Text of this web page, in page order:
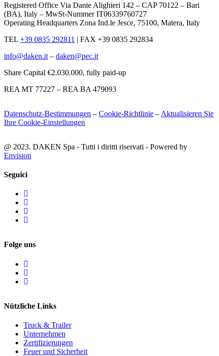
Registered Office Via Dante Alighieri 142 – CAP 70122 – Bari
(BA), Italy – MwSt-Nummer IT06339760727
Operating Headquarters Zona Ind.le Jesce, 75100, Matera, Italy
TEL +39 0835 292811 | FAX +39 0835 292834
info@daken.it – daken@pec.it
Share Capital €2.030.000, fully paid-up
REA MT 77227 – REA BA 479093
Datenschutz-Bestimmungen – Cookie-Richtlinie – Aktualisieren Sie
Ihre Cookie-Einstellungen
@ 2023. DAKEN Spa - Tutti i diritti riservati - Powered by
Envision
Seguici
Folge uns
Nützliche Links
Truck & Trailer
Unternehmen
Zertifizierungen
Feuer und Sicherheit